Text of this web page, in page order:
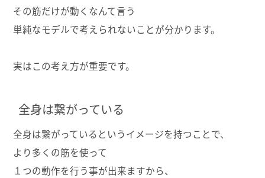
その筋だけが動くなんて言う
単純なモデルで考えられないことが分かります。
実はこの考え方が重要です。
全身は繋がっている
全身は繋がっているというイメージを持つことで、
より多くの筋を使って
１つの動作を行う事が出来ますから、